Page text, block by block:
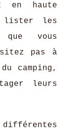
en haute
lister les
vous
pas à
camping,
leurs